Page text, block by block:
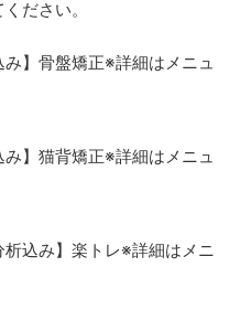
ださい。
み】骨盤矯正※詳細はメニュ
み】猫背矯正※詳細はメニュ
析込み】楽トレ※詳細はメニ